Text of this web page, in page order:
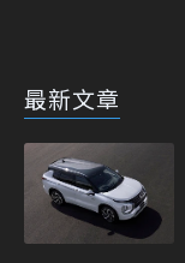
最新文章